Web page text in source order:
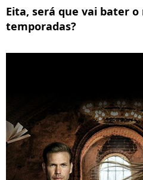
Eita, será que vai bater o
temporadas?